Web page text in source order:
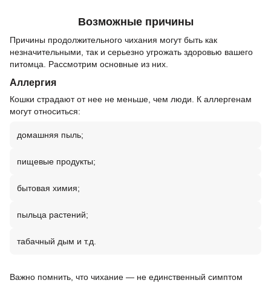
Возможные причины
Причины продолжительного чихания могут быть как
незначительными, так и серьезно угрожать здоровью вашего
питомца. Рассмотрим основные из них.
Аллергия
Кошки страдают от нее не меньше, чем люди. К аллергенам
могут относиться:
домашняя пыль;
пищевые продукты;
бытовая химия;
пыльца растений;
табачный дым и т.д.
Важно помнить, что чихание — не единственный симптом